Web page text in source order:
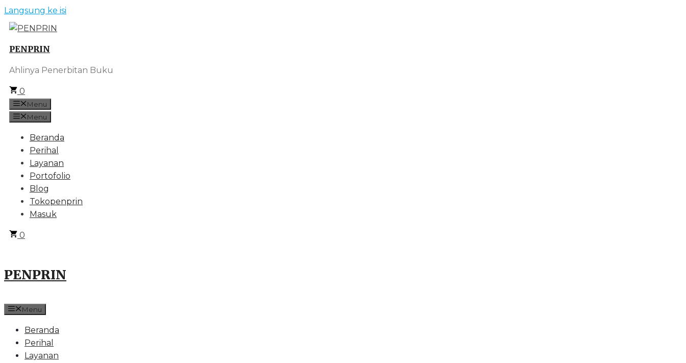
Langsung ke isi
PENPRIN
Ahlinya Penerbitan Buku
0
Menu
Menu
Beranda
Perihal
Layanan
Portofolio
Blog
Tokopenprin
Masuk
0
PENPRIN
Menu
Beranda
Perihal
Layanan